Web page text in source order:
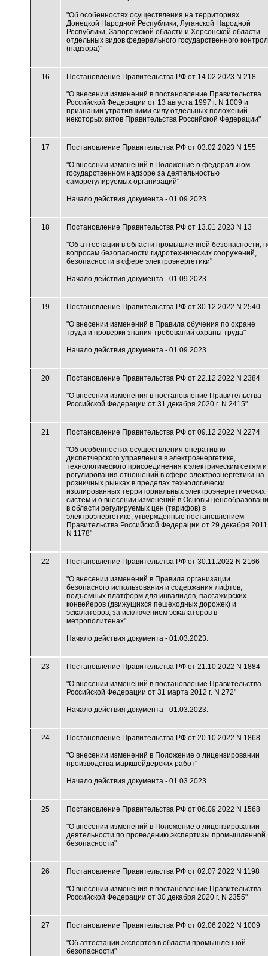
"Об особенностях осуществления на территориях
Донецкой Народной Республики, Луганской Народной
Республики, Запорожской области и Херсонской области
отдельных видов федерального государственного
(надзора)"
16 Постановление Правительства РФ от 14.02.2023 N 218
"О внесении изменений в постановление Правительства
Российской Федерации от 13 августа 1997 г. N 1009 и
признании утратившими силу отдельных положений
некоторых актов Правительства Российской Федерации"
17 Постановление Правительства РФ от 03.02.2023 N 155
"О внесении изменений в Положение о федеральном
государственном надзоре за деятельностью
саморегулируемых организаций"
Начало действия документа - 01.09.2023.
18 Постановление Правительства РФ от 13.01.2023 N 13
"Об аттестации в области промышленной безопасности,
вопросам безопасности гидротехнических сооружений,
безопасности в сфере электроэнергетики"
Начало действия документа - 01.09.2023.
19 Постановление Правительства РФ от 30.12.2022 N 2540
"О внесении изменений в Правила обучения по охране
труда и проверки знания требований охраны труда"
Начало действия документа - 01.09.2023.
20 Постановление Правительства РФ от 22.12.2022 N 2384
"О внесении изменения в постановление Правительства
Российской Федерации от 31 декабря 2020 г. N 2415"
21 Постановление Правительства РФ от 09.12.2022 N 2274
"Об особенностях осуществления оперативно-
диспетчерского управления в электроэнергетике,
технологического присоединения к электрическим сетям и
регулирования отношений в сфере электроэнергетики на
розничных рынках в пределах технологически
изолированных территориальных электроэнергетических
систем и о внесении изменений в Основы
в области регулируемых цен (тарифов) в
электроэнергетике, утвержденные постановлением
Правительства Российской Федерации от 29 декабря 2011
N 1178"
22 Постановление Правительства РФ от 30.11.2022 N 2166
"О внесении изменений в Правила организации
безопасного использования и содержания лифтов,
подъемных платформ для инвалидов, пассажирских
конвейеров (движущихся пешеходных дорожек) и
эскалаторов, за исключением эскалаторов в
метрополитенах"
Начало действия документа - 01.03.2023.
23 Постановление Правительства РФ от 21.10.2022 N 1884
"О внесении изменений в постановление Правительства
Российской Федерации от 31 марта 2012 г. N 272"
Начало действия документа - 01.03.2023.
24 Постановление Правительства РФ от 20.10.2022 N 1868
"О внесении изменений в Положение о лицензировании
производства маркшейдерских работ"
Начало действия документа - 01.03.2023.
25 Постановление Правительства РФ от 06.09.2022 N 1568
"О внесении изменений в Положение о лицензировании
деятельности по проведению экспертизы промышленной
безопасности"
26 Постановление Правительства РФ от 02.07.2022 N 1198
"О внесении изменения в постановление Правительства
Российской Федерации от 30 декабря 2020 г. N 2355"
27 Постановление Правительства РФ от 02.06.2022 N 1009
"Об аттестации экспертов в области промышленной
безопасности"